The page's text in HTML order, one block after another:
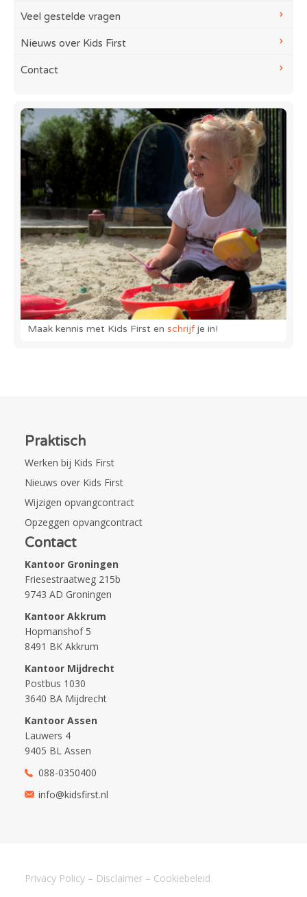
Veel gestelde vragen
Nieuws over Kids First
Contact
Maak kennis met Kids First en schrijfje in!
Praktisch
Werken bij Kids First
Nieuws over Kids First
Wijzigen opvangcontract
Opzeggen opvangcontract
Contact
Kantoor Groningen
Friesestraatweg 215b
9743 AD Groningen
Kantoor Akkrum
Hopmanshof 5
8491 BK Akkrum
Kantoor Mijdrecht
Postbus 1030
3640 BA Mijdrecht
Kantoor Assen
Lauwers 4
9405 BL Assen
088-0350400
info@kidsfirst.nl
Privacy Policy – Disclaimer – Cookiebeleid